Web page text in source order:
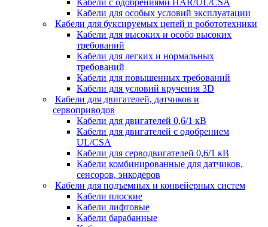
Кабели для особых условий эксплуатации
Кабели для буксируемых цепей и робототехники
Кабели для высоких и особо высоких
требований
Кабели для легких и нормальных
требований
Кабели для повышенных требований
Кабели для условий кручения 3D
Кабели для двигателей, датчиков и
сервоприводов
Кабели для двигателей 0,6/1 кВ
Кабели для двигателей с одобрением
UL/CSA
Кабели для серводвигателей 0,6/1 кВ
Кабели комбинированные для датчиков,
cенсоров, энкодеров
Кабели для подъемных и конвейерных систем
Кабели плоские
Кабели лифтовые
Кабели барабанные